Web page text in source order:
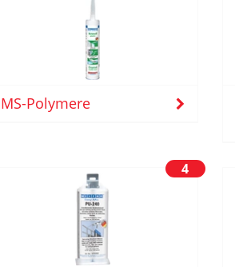
MS-Polymere
4